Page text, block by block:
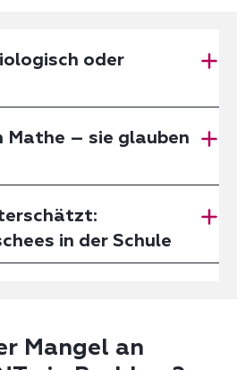
oder
Mathe – sie glauben
in der Schule
Mangel an